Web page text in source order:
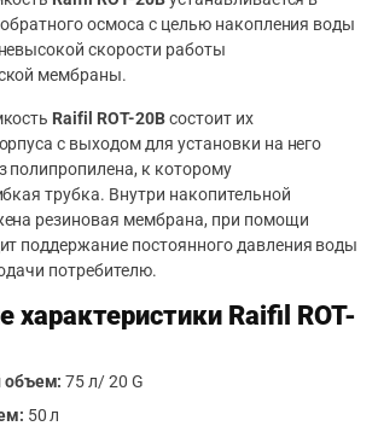
обратного осмоса с целью накопления воды
скорости работы
мембраны.
Raifil ROT-20Bсостоит их
с выходом для установки на него
полипропилена, к которому
трубка. Внутри накопительной
резиновая мембрана, при помощи
поддержание постоянного давления воды
потребителю.
характеристики Raifil ROT-
объем: 75 л/ 20 G
50 л